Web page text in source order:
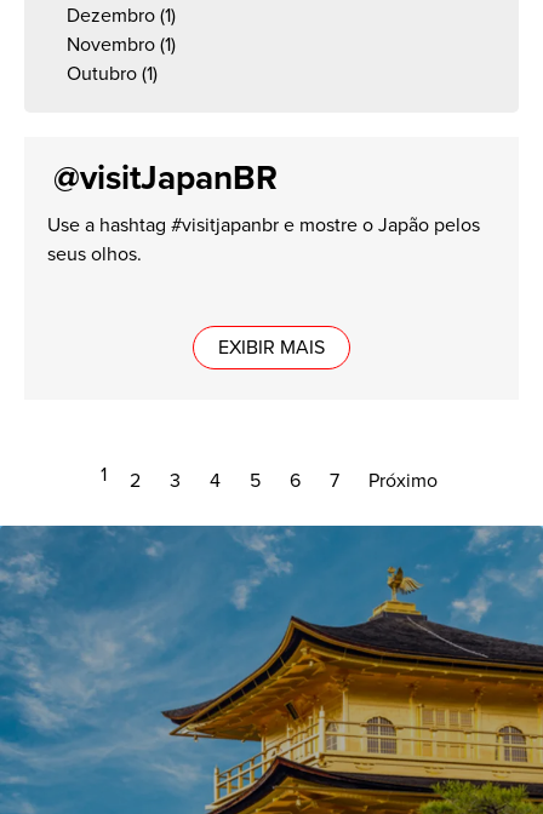
Dezembro (1)
Novembro (1)
Outubro (1)
@visitJapanBR
Use a hashtag #visitjapanbr e mostre o Japão pelos
seus olhos.
EXIBIR MAIS
1 2 3 4 5 6 7 Próximo